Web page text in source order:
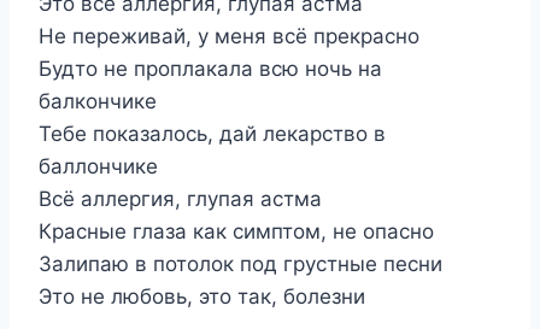
Не переживай, у меня всё прекрасно
Будто не проплакала всю ночь на
балкончике
Тебе показалось, дай лекарство в
баллончике
Всё аллергия, глупая астма
Красные глаза как симптом, не опасно
Залипаю в потолок под грустные песни
Это не любовь, это так, болезни